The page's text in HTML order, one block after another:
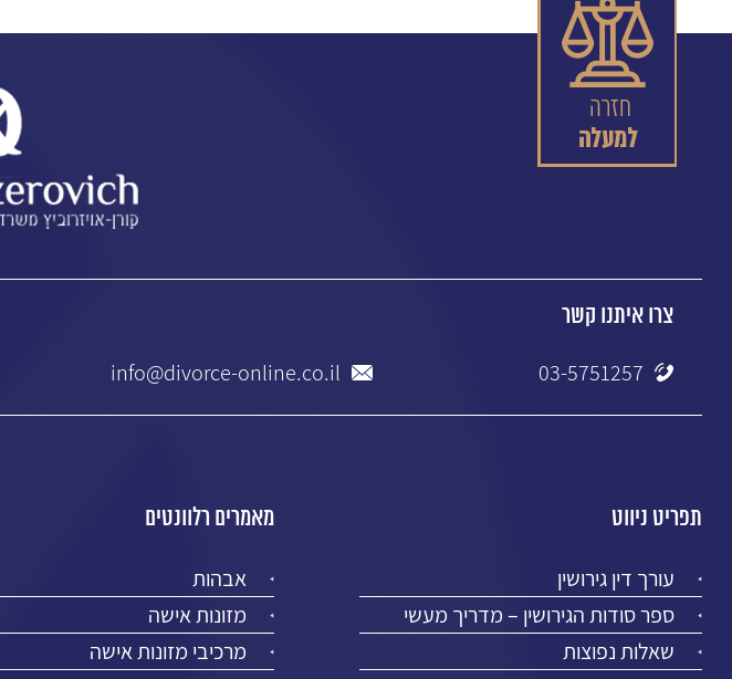
צרו איתנו קשר
03-5751257
info@divorce-online.co.il
תפריט ניווט
עורך דין גירושין
ספר סודות הגירושין – מדריך מעשי
שאלות נפוצות
מאמרים רלוונטים
אבהות
מזונות אישה
מרכיבי מזונות אישה